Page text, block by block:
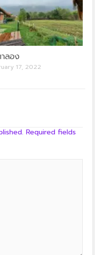
ลอง
17, 2022
Required fields